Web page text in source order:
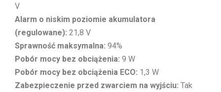
V
Alarm o niskim poziomie akumulatora
(regulowane): 21,8 V
Sprawność maksymalna: 94%
Pobór mocy bez obciążenia: 9 W
Pobór mocy bez obciążenia ECO: 1,3 W
Zabezpieczenie przed zwarciem na wyjściu: Tak